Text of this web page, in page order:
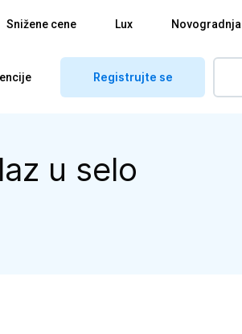
Snižene cene Lux Novogradnja
Registrujte se
u selo